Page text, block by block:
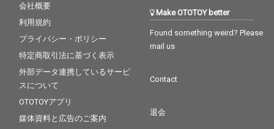
会社概要
利用規約
プライバシー・ポリシー
特定商取引法に基づく表示
外部データ連携しているサービ
スについて
OTOTOYアプリ
媒体資料と広告のご案内
Make OTOTOY better
Found something weird? Please
mail us
Contact
退会